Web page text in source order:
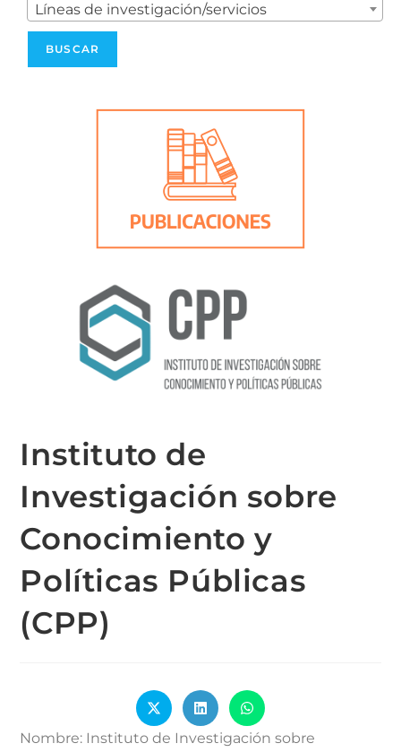
Líneas de investigación/servicios
Instituto de
Investigación sobre
Conocimiento y
Políticas Públicas
(CPP)
Nombre: Instituto de Investigación sobre